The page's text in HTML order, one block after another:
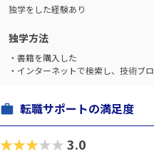
独学をした経験あり
独学方法
・書籍を購入した
・インターネットで検索し、技術ブ
転職サポートの満足度
★★★★★3.0